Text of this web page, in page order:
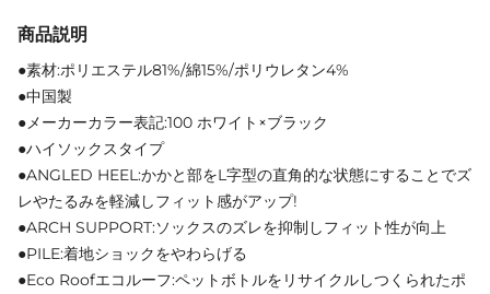
商品説明
●素材:ポリエステル81%/綿15%/ポリウレタン4%
●中国製
●メーカーカラー表記:100 ホワイト×ブラック
●ハイソックスタイプ
●ANGLED HEEL:かかと部をL字型の直角的な状態にすることでズ
レやたるみを軽減しフィット感がアップ!
●ARCH SUPPORT:ソックスのズレを抑制しフィット性が向上
●PILE:着地ショックをやわらげる
●Eco Roofエコルーフ:ペットボトルをリサイクルしつくられたポ